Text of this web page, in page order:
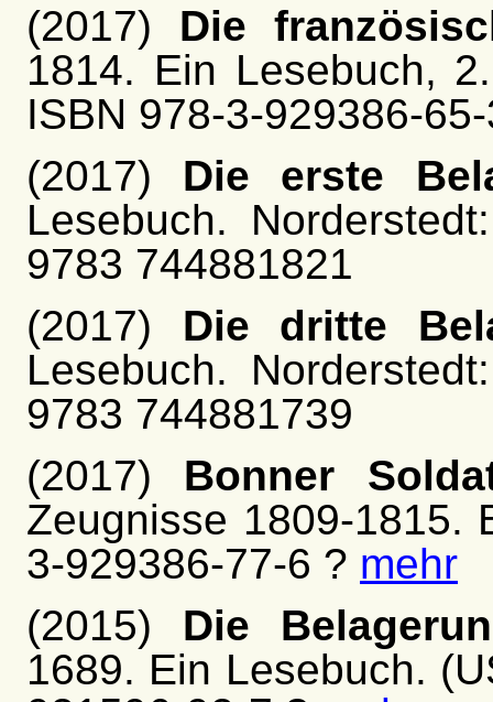
(2017) Die
1814. Ein Lesebuch,
ISBN 978-3-929386-
(2017) Die erste
Lesebuch.
9783 744881821
(2017) Die dritte
Lesebuch.
9783 744881739
(2017) Bonner
Zeugnisse 1809-1815.
3-929386-77-6 ? mehr
(2015) Die
1689. Ein Lesebuch.